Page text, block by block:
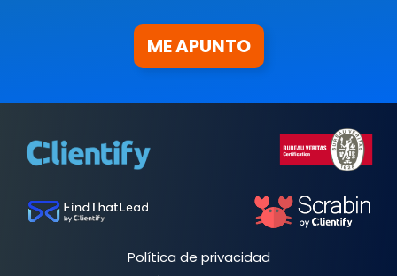
ME APUNTO
Política de privacidad